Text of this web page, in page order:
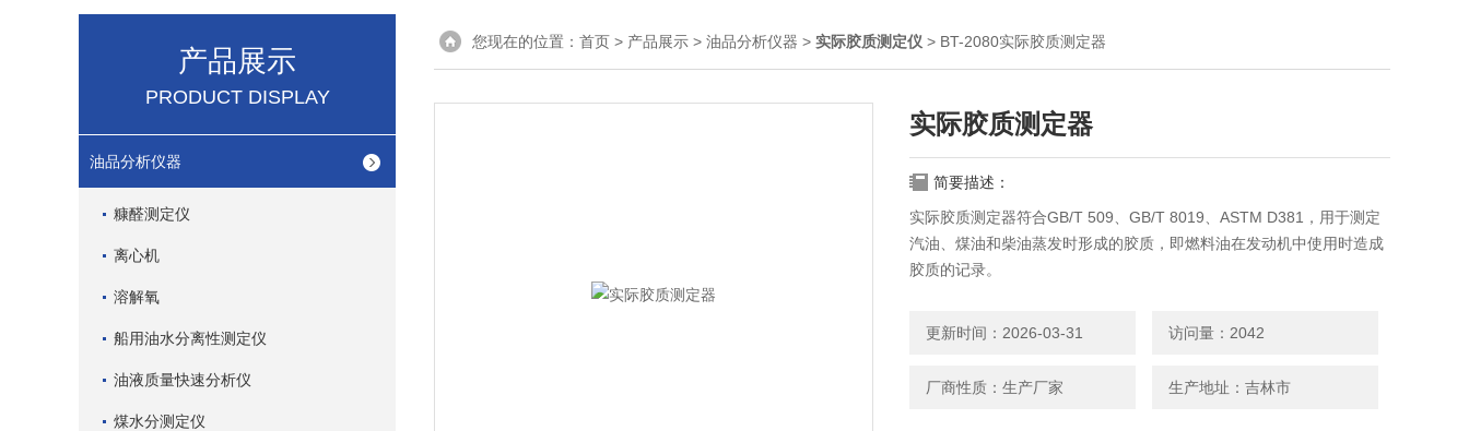
产品展示
PRODUCT DISPLAY
油品分析仪器
糠醛测定仪
离心机
溶解氧
船用油水分离性测定仪
油液质量快速分析仪
煤水分测定仪
您现在的位置： 首页 > 产品展示 > 油品分析仪器 > 实际胶质测定仪 > BT-2080实际胶质测定器
实际胶质测定器
简要描述：
实际胶质测定器符合GB/T 509、GB/T 8019、ASTM D381，用于测定
汽油、煤油和柴油蒸发时形成的胶质，即燃料油在发动机中使用时造成
胶质的记录。
更新时间：2026-03-31 访问量：2042
厂商性质：生产厂家 生产地址：吉林市